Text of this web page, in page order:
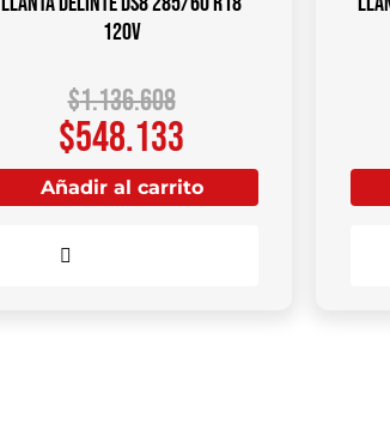
120V
$1.136.608
$548.133
Añadir al carrito